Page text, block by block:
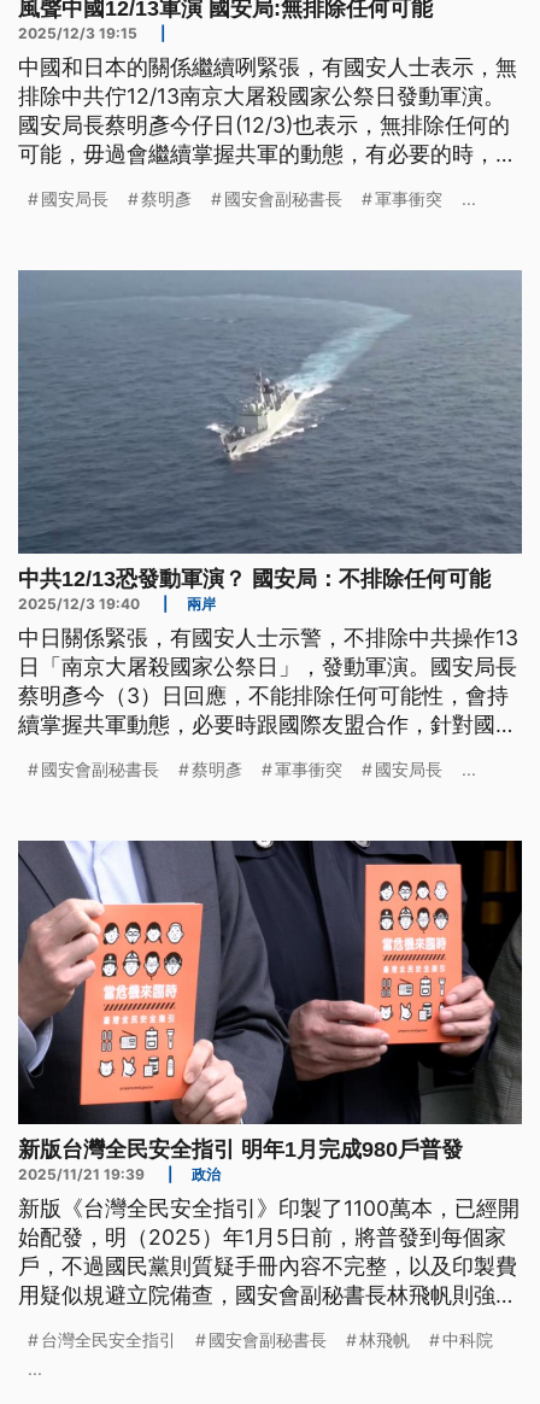
風聲中國12/13軍演 國安局:無排除任何可能
2025/12/3 19:15
中國和日本的關係繼續咧緊張，有國安人士表示，無
排除中共佇12/13南京大屠殺國家公祭日發動軍演。
國安局長蔡明彥今仔日(12/3)也表示，無排除任何的
可能，毋過會繼續掌握共軍的動態，有必要的時，會
內，今年有8國軍艦、攏總12改經過臺海，展現美國
文）
國安局長 蔡明彥 國安會副秘書長 軍事衝突 ...
中共12/13恐發動軍演？ 國安局：不排除任何可能
2025/12/3 19:40 兩岸
中日關係緊張，有國安人士示警，不排除中共操作13
日「南京大屠殺國家公祭日」，發動軍演。國安局長
蔡明彥今（3）日回應，不能排除任何可能性，會持
續掌握共軍動態，必要時跟國際友盟合作，針對國際
越南在內，共12次外國軍艦穿越台海，展現友盟支持
國安會副秘書長 蔡明彥 軍事衝突 國安局長 ...
新版台灣全民安全指引 明年1月完成980戶普發
2025/11/21 19:39 政治
新版《台灣全民安全指引》印製了1100萬本，已經開
始配發，明（2025）年1月5日前，將普發到每個家
戶，不過國民黨則質疑手冊內容不完整，以及印製費
用疑似規避立院備查，國安會副秘書長林飛帆則強
際經驗，未來指引會視敵情威脅、天然災害形態等情
況，適時調整。
台灣全民安全指引 國安會副秘書長 林飛帆
中科院
...